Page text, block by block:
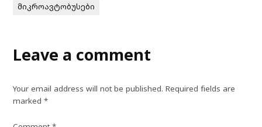
მიკროავტობუსები
Leave a comment
Your email address will not be published. Required fields are
marked*